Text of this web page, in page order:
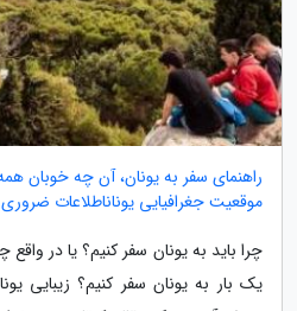
راهنمای سفر به یونان، آن چه خوبان
موقعیت جغرافیایی یوناناطلاعات
چرا باید به یونان سفر کنیم؟ یا در
یک بار به یونان سفر کنیم؟ زیبایی